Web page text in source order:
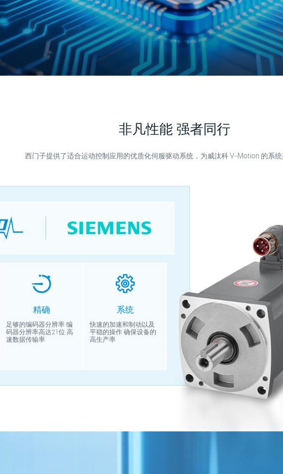
非凡性能 强者同行
西门子提供了适合运动控制应用的优质化伺服驱动系统，为威汰科 V-Motion 的系
精确
足够的编码器分辨率 编
码器分辨率高达21位 高
速数据传输率
系统
快速的加速和制动以及
平稳的操作 确保设备的
高生产率